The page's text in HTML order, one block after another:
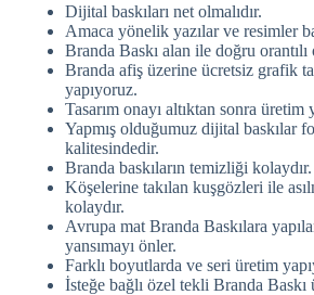
Dijital baskıları net olmalıdır.
Amaca yönelik yazılar ve resimler
Branda Baskı alan ile doğru orantılı
Branda afiş üzerine ücretsiz grafik
yapıyoruz.
Tasarım onayı altıktan sonra üretim
Yapmış olduğumuz dijital baskılar
kalitesindedir.
Branda baskıların temizliği kolaydır.
Köşelerine takılan kuşgözleri ile
kolaydır.
Avrupa mat Branda Baskılara
yansımayı önler.
Farklı boyutlarda ve seri üretim
İsteğe bağlı özel tekli Branda Baskı